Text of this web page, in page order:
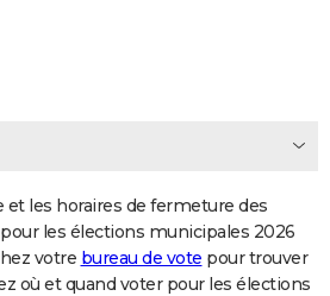
et les horaires de fermeture des
les élections municipales 2026
votre bureau de vote pour trouver
où et quand voter pour les élections